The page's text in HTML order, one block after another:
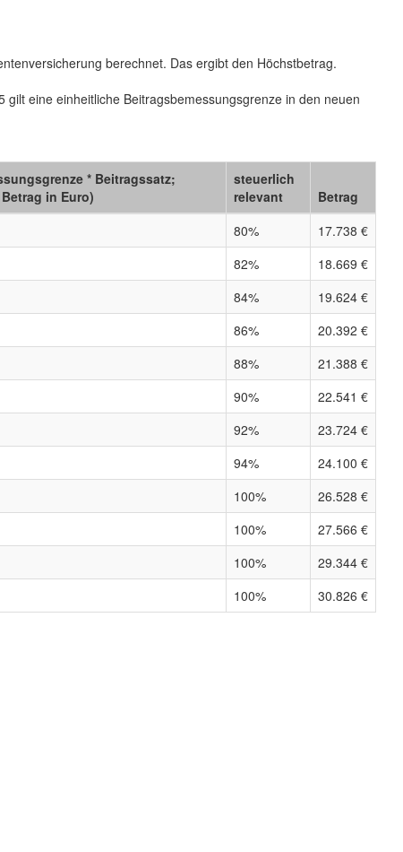
berechnet. Das ergibt den Höchstbetrag.
eine einheitliche Beitragsbemessungsgrenze in den neuen
* Beitrags­satz;
in Euro)
steuerlich
relevant
Betrag
80%
17.738 €
82%
18.669 €
84%
19.624 €
86%
20.392 €
88%
21.388 €
90%
22.541 €
92%
23.724 €
94%
24.100 €
100%
26.528 €
100%
27.566 €
100%
29.344 €
100% 30.826 €